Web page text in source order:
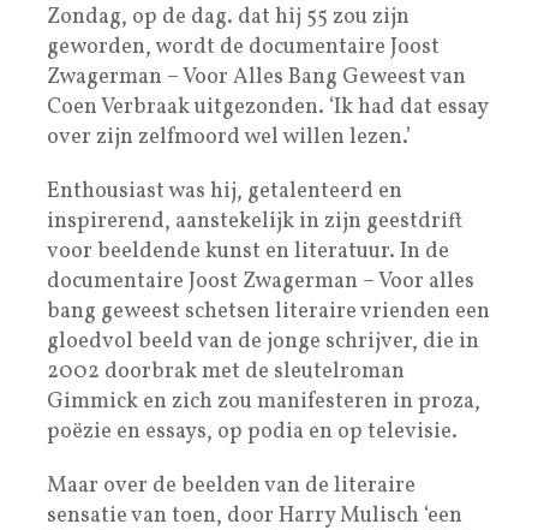
Zondag, op de dag. dat hij 55 zou zijn
geworden, wordt de documentaire Joost
Zwagerman – Voor Alles Bang Geweest van
Coen Verbraak uitgezonden. ‘Ik had dat essay
over zijn zelfmoord wel willen lezen.’
Enthousiast was hij, getalenteerd en
inspirerend, aanstekelijk in zijn geestdrift
voor beeldende kunst en ­literatuur. In de
documentaire Joost Zwagerman – Voor alles
bang geweest schetsen literaire vrienden een
gloedvol beeld van de jonge schrijver, die in
2002 doorbrak met de sleutelroman
Gimmick en zich zou manifesteren in proza,
poëzie en ­essays, op podia en op televisie.
Maar over de beelden van de literaire
sensatie van toen, door Harry Mulisch ‘een